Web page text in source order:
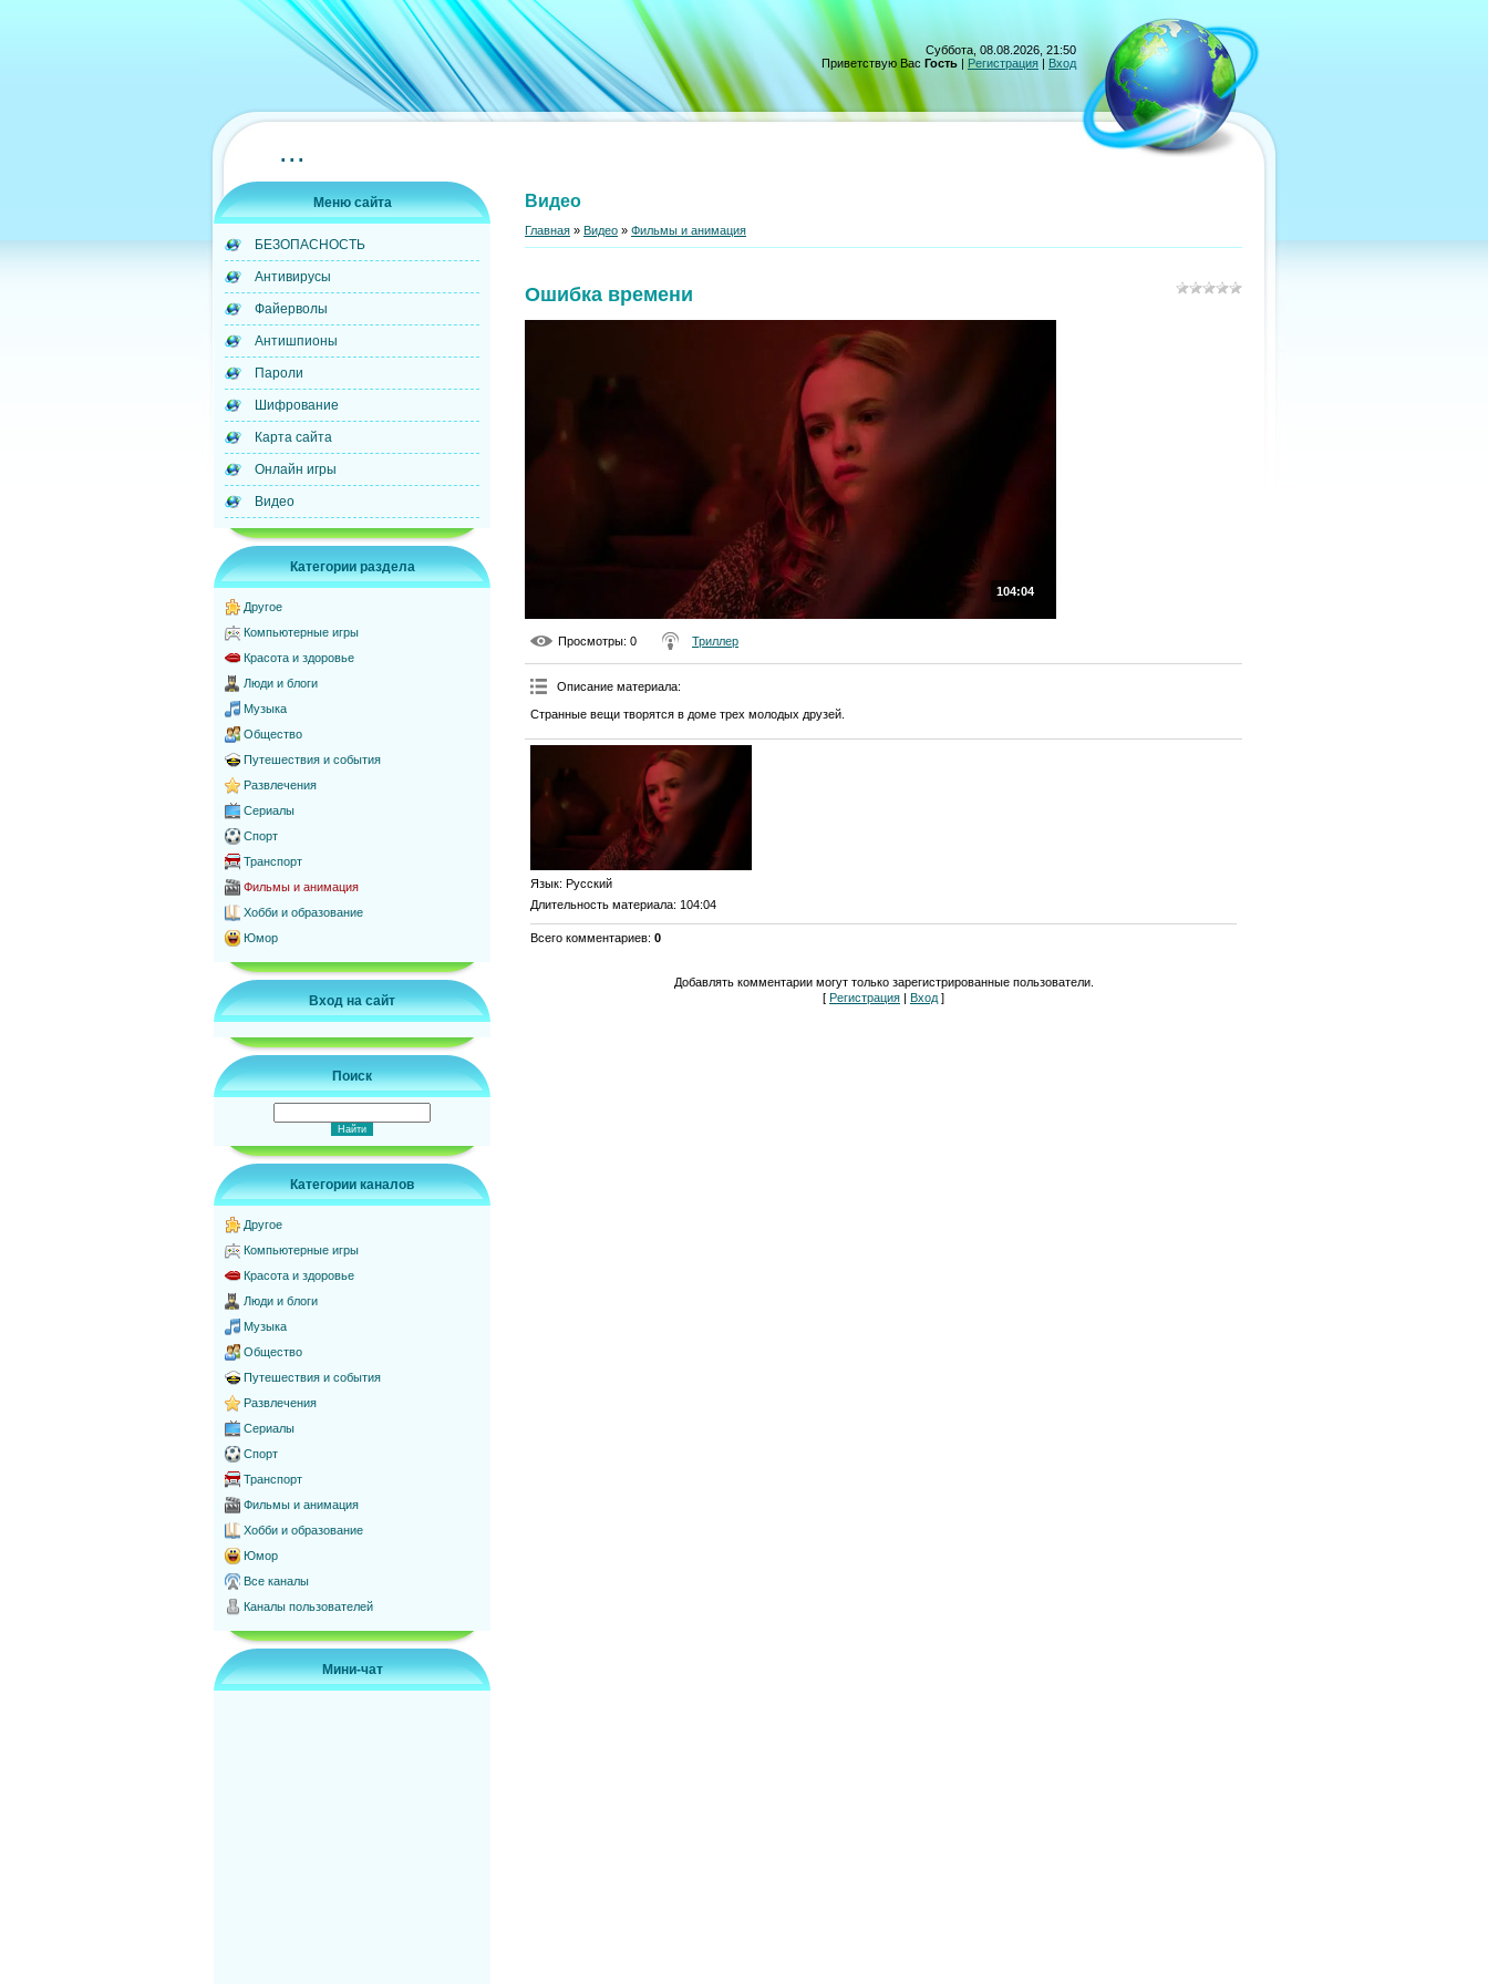
Суббота, 08.08.2026, 21:50
Приветствую Вас Гость | Регистрация | Вход
...
Меню сайта
БЕЗОПАСНОСТЬ
Антивирусы
Файерволы
Антишпионы
Пароли
Шифрование
Карта сайта
Онлайн игры
Видео
Категории раздела
Другое
Компьютерные игры
Красота и здоровье
Люди и блоги
Музыка
Общество
Путешествия и события
Развлечения
Сериалы
Спорт
Транспорт
Фильмы и анимация
Хобби и образование
Юмор
Вход на сайт
Поиск
Категории каналов
Другое
Компьютерные игры
Красота и здоровье
Люди и блоги
Музыка
Общество
Путешествия и события
Развлечения
Сериалы
Спорт
Транспорт
Фильмы и анимация
Хобби и образование
Юмор
Все каналы
Каналы пользователей
Мини-чат
Видео
Главная » Видео » Фильмы и анимация
Ошибка времени
104:04
Просмотры: 0 Триллер
Описание материала:
Странные вещи творятся в доме трех молодых друзей.
Язык: Русский
Длительность материала: 104:04
Всего комментариев: 0
Добавлять комментарии могут только зарегистрированные пользователи.
[ Регистрация | Вход ]